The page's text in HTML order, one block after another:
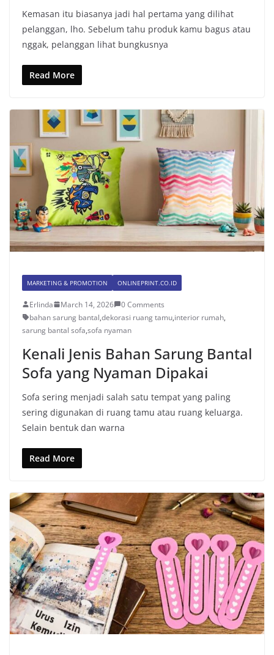
Kemasan itu biasanya jadi hal pertama yang dilihat
pelanggan, lho. Sebelum tahu produk kamu bagus atau
nggak, pelanggan lihat bungkusnya
Read More
MARKETING & PROMOTION ONLINEPRINT.CO.ID
Erlinda March 14, 2026
0 Comments
bahan sarung bantal,dekorasi ruang tamu,interior rumah,
sarung bantal sofa,sofa nyaman
Kenali Jenis Bahan Sarung Bantal
Sofa yang Nyaman Dipakai
Sofa sering menjadi salah satu tempat yang paling
sering digunakan di ruang tamu atau ruang keluarga.
Selain bentuk dan warna
Read More